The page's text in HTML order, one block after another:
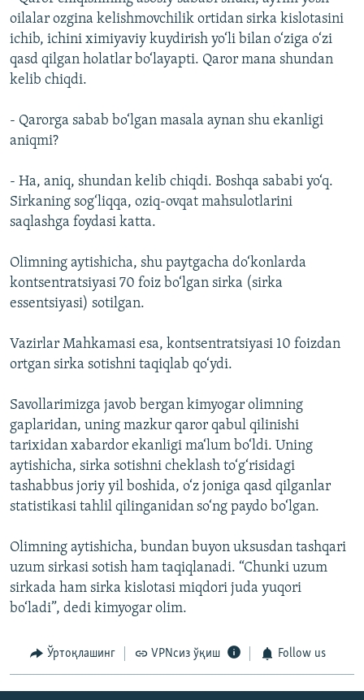
oilalar ozgina kelishmovchilik ortidan sirka kislotasini
ichib, ichini ximiyaviy kuydirish yo‘li bilan o‘ziga o‘zi
qasd qilgan holatlar bo‘layapti. Qaror mana shundan
kelib chiqdi.
- Qarorga sabab bo‘lgan masala aynan shu ekanligi
aniqmi?
- Ha, aniq, shundan kelib chiqdi. Boshqa sababi yo‘q.
Sirkaning sog‘liqqa, oziq-ovqat mahsulotlarini
saqlashga foydasi katta.
Olimning aytishicha, shu paytgacha do‘konlarda
kontsentratsiyasi 70 foiz bo‘lgan sirka (sirka
essentsiyasi) sotilgan.
Vazirlar Mahkamasi esa, kontsentratsiyasi 10 foizdan
ortgan sirka sotishni taqiqlab qo‘ydi.
Savollarimizga javob bergan kimyogar olimning
gaplaridan, uning mazkur qaror qabul qilinishi
tarixidan xabardor ekanligi ma‘lum bo‘ldi. Uning
aytishicha, sirka sotishni cheklash to‘g‘risidagi
tashabbus joriy yil boshida, o‘z joniga qasd qilganlar
statistikasi tahlil qilinganidan so‘ng paydo bo‘lgan.
Olimning aytishicha, bundan buyon uksusdan tashqari
uzum sirkasi sotish ham taqiqlanadi. “Chunki uzum
sirkada ham sirka kislotasi miqdori juda yuqori
bo‘ladi”, dedi kimyogar olim.
Ўртоқлашинг VPNсиз ўқиш Follow us